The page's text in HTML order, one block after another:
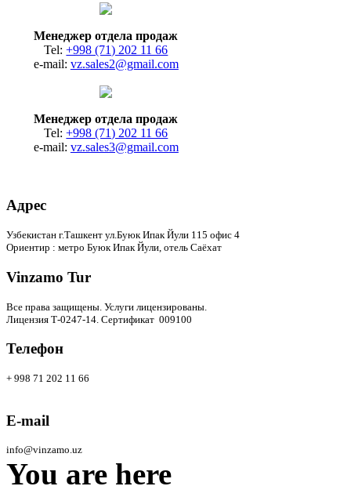
Менеджер отдела продаж
Tel:+998 (71) 202 11 66
e-mail: vz.sales2@gmail.com
Менеджер отдела продаж
Tel:+998 (71) 202 11 66
e-mail: vz.sales3@gmail.com
Адрес
Узбекистан г.Ташкент ул.Буюк Ипак Йули 115 офис 4
Ориентир : метро Буюк Ипак Йули, отель Саёхат
Vinzamo Tur
Все права защищены. Услуги лицензированы.
Лицензия Т-0247-14. Сертификат 009100
Телефон
+ 998 71 202 11 66
E-mail
info@vinzamo.uz
You are here